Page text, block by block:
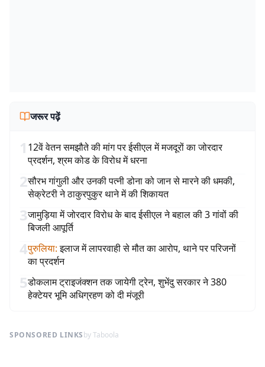
जरूर पढ़ें
1 12वें वेतन समझौते की मांग पर ईसीएल में मजदूरों का जोरदार
प्रदर्शन, श्रम कोड के विरोध में धरना
2सौरभ गांगुली और उनकी पत्नी डोना को जान से मारने की धमकी,
सेक्रेटरी ने ठाकुरपुकुर थाने में की शिकायत
3जामुड़िया में जोरदार विरोध के बाद ईसीएल ने बहाल की 3 गांवों की
बिजली आपूर्ति
4पुरुलिया: इलाज में लापरवाही से मौत का आरोप, थाने पर परिजनों
का प्रदर्शन
5डोकलाम ट्राइजंक्शन तक जायेगी ट्रेन, शुभेंदु सरकार ने 380
हेक्टेयर भूमि अधिग्रहण को दी मंजूरी
SPONSORED LINKSby Taboola